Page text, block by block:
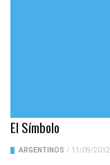
El Símbolo
ARGENTINOS / 11/09/2012